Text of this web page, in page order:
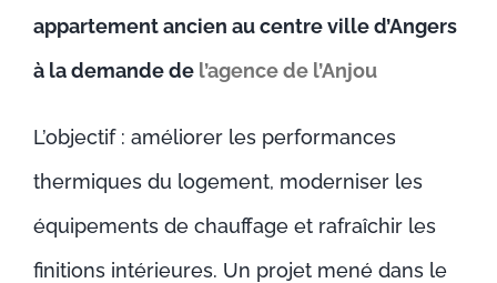
appartement ancien au centre ville d’Angers
à la demande de l’agence de l’Anjou
L’objectif : améliorer les performances
thermiques du logement, moderniser les
équipements de chauffage et rafraîchir les
finitions intérieures. Un projet mené dans le